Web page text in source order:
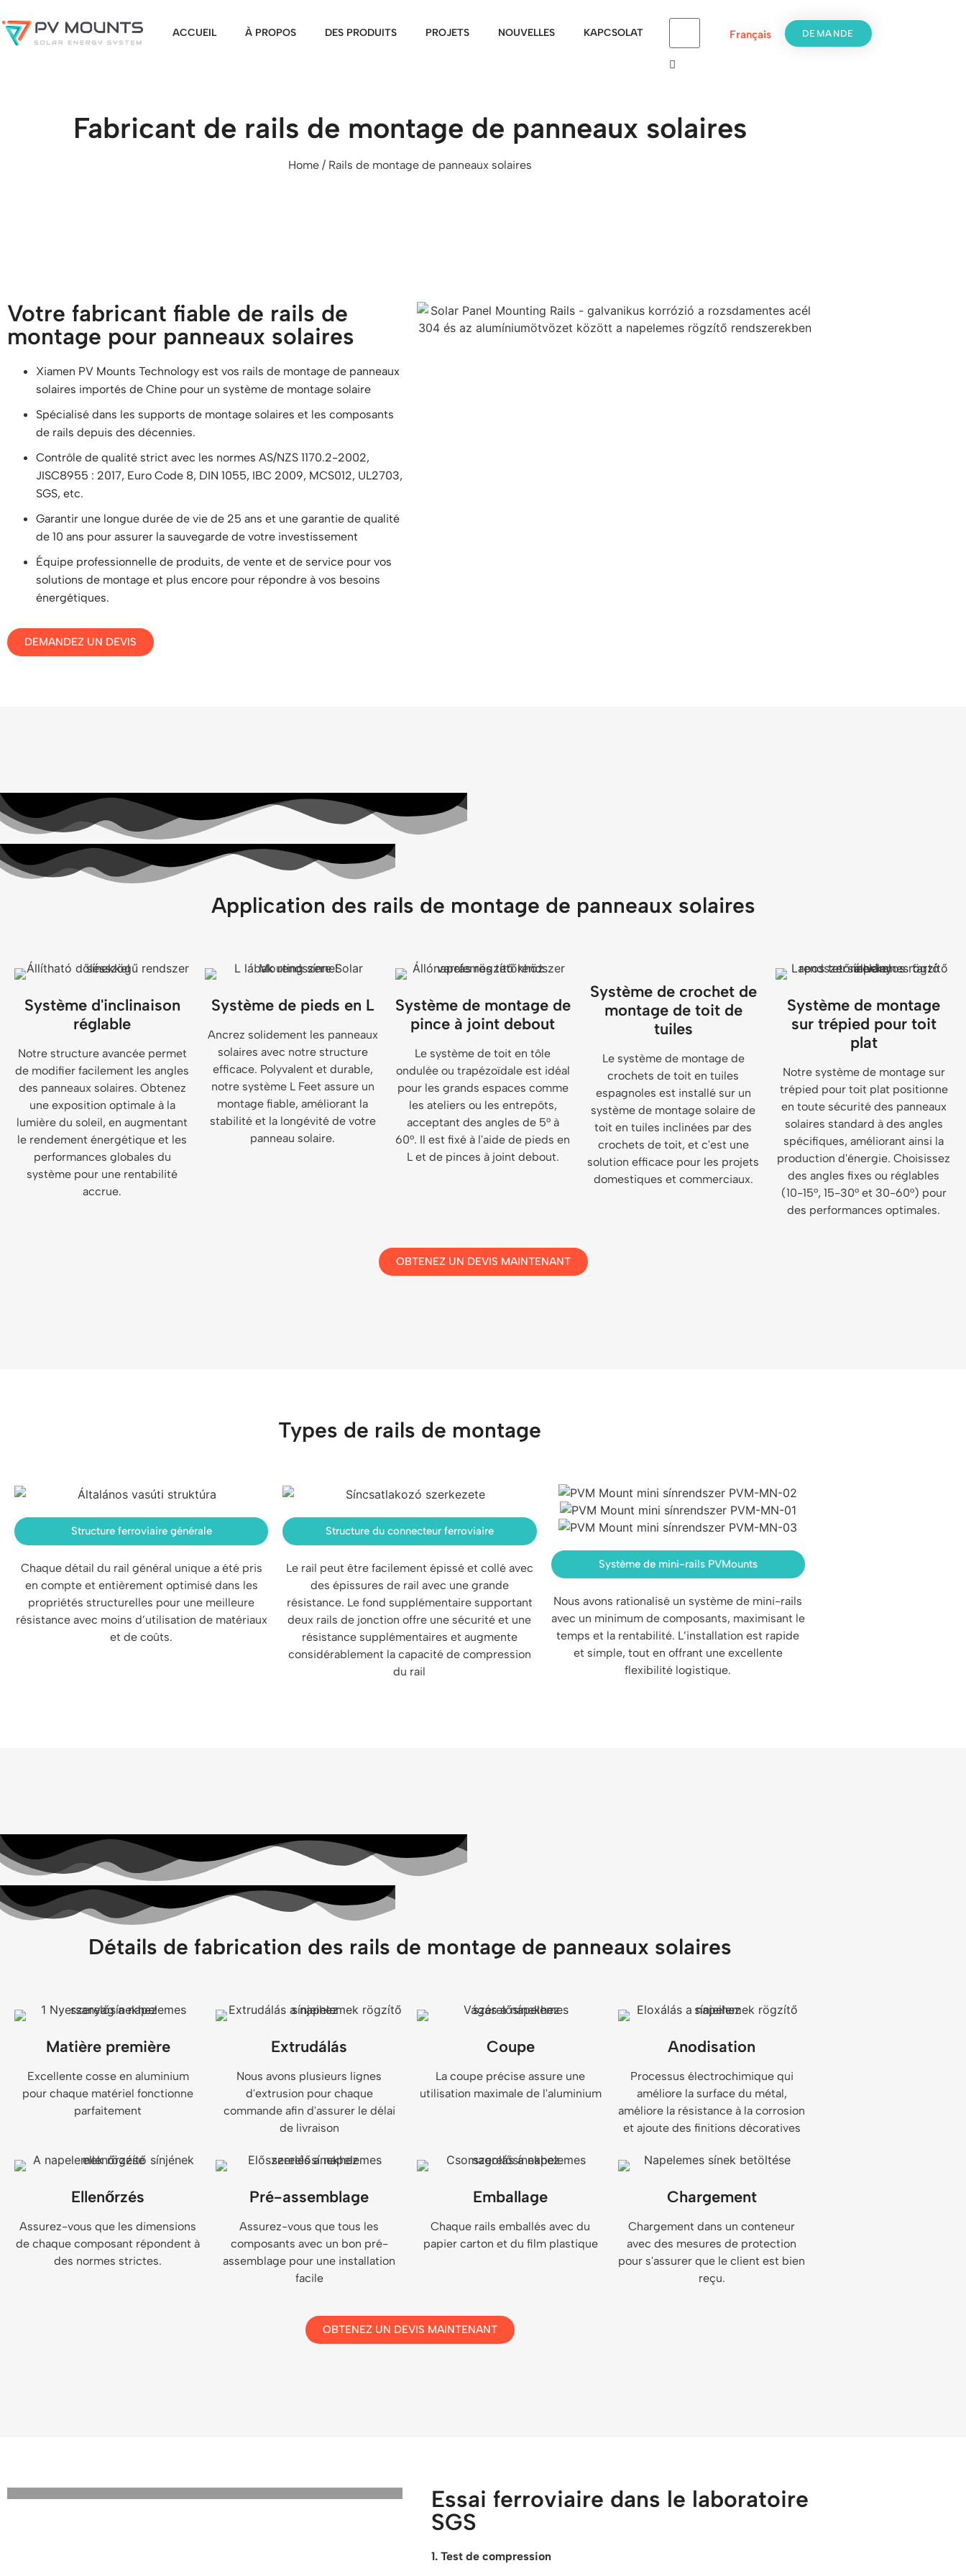
ACCUEIL À PROPOS DES PRODUITS PROJETS NOUVELLES KAPCSOLAT Français DEMANDE
Fabricant de rails de montage de panneaux solaires
Home/ Rails de montage de panneaux solaires
Votre fabricant fiable de rails de
montage pour panneaux solaires
Xiamen PV Mounts Technology est vos rails de montage de panneaux
solaires importés de Chine pour un système de montage solaire
Spécialisé dans les supports de montage solaires et les composants
de rails depuis des décennies.
Contrôle de qualité strict avec les normes AS/NZS 1170.2-2002,
JISC8955 : 2017, Euro Code 8, DIN 1055, IBC 2009, MCS012, UL2703,
SGS, etc.
Garantir une longue durée de vie de 25 ans et une garantie de qualité
de 10 ans pour assurer la sauvegarde de votre investissement
Équipe professionnelle de produits, de vente et de service pour vos
solutions de montage et plus encore pour répondre à vos besoins
énergétiques.
DEMANDEZ UN DEVIS
Application des rails de montage de panneaux solaires
Système d'inclinaison
réglable
Notre structure avancée permet
de modifier facilement les angles
des panneaux solaires. Obtenez
une exposition optimale à la
lumière du soleil, en augmentant
le rendement énergétique et les
performances globales du
système pour une rentabilité
accrue.
Système de pieds en L
Ancrez solidement les panneaux
solaires avec notre structure
efficace. Polyvalent et durable,
notre système L Feet assure un
montage fiable, améliorant la
stabilité et la longévité de votre
panneau solaire.
Système de montage de
pince à joint debout
Le système de toit en tôle
ondulée ou trapézoïdale est idéal
pour les grands espaces comme
les ateliers ou les entrepôts,
acceptant des angles de 5° à
60°. Il est fixé à l'aide de pieds en
L et de pinces à joint debout.
Système de crochet de
montage de toit de
tuiles
Le système de montage de
crochets de toit en tuiles
espagnoles est installé sur un
système de montage solaire de
toit en tuiles inclinées par des
crochets de toit, et c'est une
solution efficace pour les projets
domestiques et commerciaux.
Système de montage
sur trépied pour toit
plat
Notre système de montage sur
trépied pour toit plat positionne
en toute sécurité des panneaux
solaires standard à des angles
spécifiques, améliorant ainsi la
production d'énergie. Choisissez
des angles fixes ou réglables
(10-15°, 15-30° et 30-60°) pour
des performances optimales.
OBTENEZ UN DEVIS MAINTENANT
Types de rails de montage
Structure ferroviaire générale
Chaque détail du rail général unique a été pris
en compte et entièrement optimisé dans les
propriétés structurelles pour une meilleure
résistance avec moins d’utilisation de matériaux
et de coûts.
Structure du connecteur ferroviaire
Le rail peut être facilement épissé et collé avec
des épissures de rail avec une grande
résistance. Le fond supplémentaire supportant
deux rails de jonction offre une sécurité et une
résistance supplémentaires et augmente
considérablement la capacité de compression
du rail
Système de mini-rails PVMounts
Nous avons rationalisé un système de mini-rails
avec un minimum de composants, maximisant le
temps et la rentabilité. L’installation est rapide
et simple, tout en offrant une excellente
flexibilité logistique.
Détails de fabrication des rails de montage de panneaux solaires
Matière première
Excellente cosse en aluminium
pour chaque matériel fonctionne
parfaitement
Extrudálás
Nous avons plusieurs lignes
d'extrusion pour chaque
commande afin d'assurer le délai
de livraison
Coupe
La coupe précise assure une
utilisation maximale de l'aluminium
Anodisation
Processus électrochimique qui
améliore la surface du métal,
améliore la résistance à la corrosion
et ajoute des finitions décoratives
Ellenőrzés
Assurez-vous que les dimensions
de chaque composant répondent à
des normes strictes.
Pré-assemblage
Assurez-vous que tous les
composants avec un bon pré-
assemblage pour une installation
facile
Emballage
Chaque rails emballés avec du
papier carton et du film plastique
Chargement
Chargement dans un conteneur
avec des mesures de protection
pour s'assurer que le client est bien
reçu.
OBTENEZ UN DEVIS MAINTENANT
Essai ferroviaire dans le laboratoire
SGS
1. Test de compression